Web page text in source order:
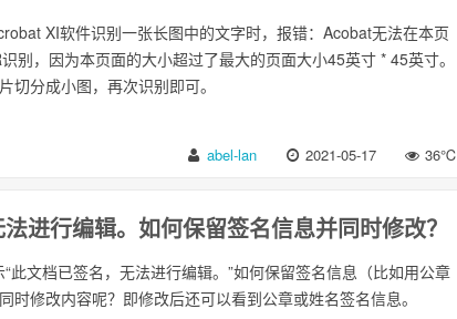
XI软件识别一张长图中的文字时，报错：Acobat无法在本页
别，因为本页面的大小超过了最大的页面大小45英寸 * 45英寸。
切分成小图，再次识别即可。
abel-lan 2021-05-17 36℃
进行编辑。如何保留签名信息并同时修改？
此文档已签名，无法进行编辑。”如何保留签名信息（比如用公章
时修改内容呢？即修改后还可以看到公章或姓名签名信息。